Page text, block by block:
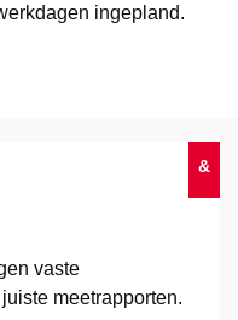
ingepland.
&
vaste
meetrapporten.